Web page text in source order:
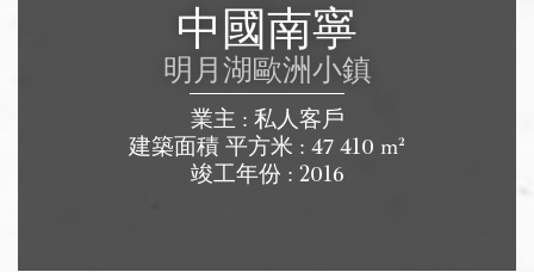
中國南寧
明月湖歐洲小鎮
業主 : 私人客戶
建築面積 平方米 : 47 410 m²
竣工年份 : 2016